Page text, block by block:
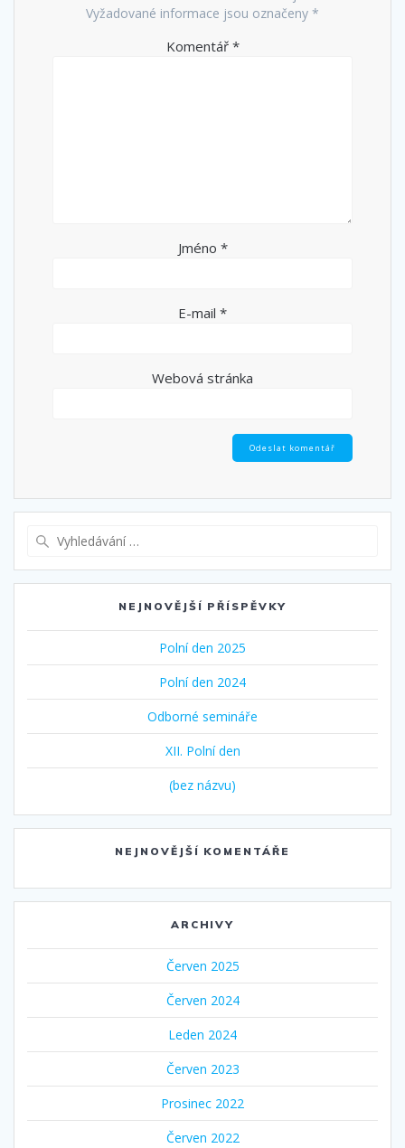
Vyžadované informace jsou označeny *
Komentář *
Jméno *
E-mail *
Webová stránka
NEJNOVĚJŠÍ PŘÍSPĚVKY
Polní den 2025
Polní den 2024
Odborné semináře
XII. Polní den
(bez názvu)
NEJNOVĚJŠÍ KOMENTÁŘE
ARCHIVY
Červen 2025
Červen 2024
Leden 2024
Červen 2023
Prosinec 2022
Červen 2022